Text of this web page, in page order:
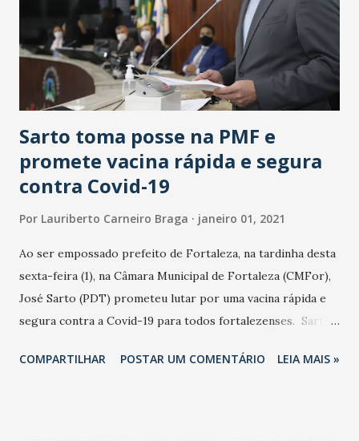
diante da imensurável dor pela partida dos seus entes
queridos. No Brasil já são mais de 195 mil vidas perdidas e
famílias devastadas pelo sofrimento. Diante de uma
Pandemia que ainda persiste e faz centenas de vítimas a
cada...
Sarto toma posse na PMF e
promete vacina rápida e segura
contra Covid-19
Por Lauriberto Carneiro Braga janeiro 01, 2021
Ao ser empossado prefeito de Fortaleza, na tardinha desta
sexta-feira (1), na Câmara Municipal de Fortaleza (CMFor),
José Sarto (PDT) prometeu lutar por uma vacina rápida e
segura contra a Covid-19 para todos fortalezenses. Sarto
'negacionismo' do presidente Jair Bolsonaro em relação à
COMPARTILHAR POSTAR UM COMENTÁRIO LEIA MAIS »